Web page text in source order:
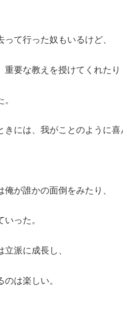
て行った奴もいるけど、
要な教えを授けてくれたり
には、我がことのように喜
が誰かの面倒をみたり、
った。
派に成長し、
は楽しい。